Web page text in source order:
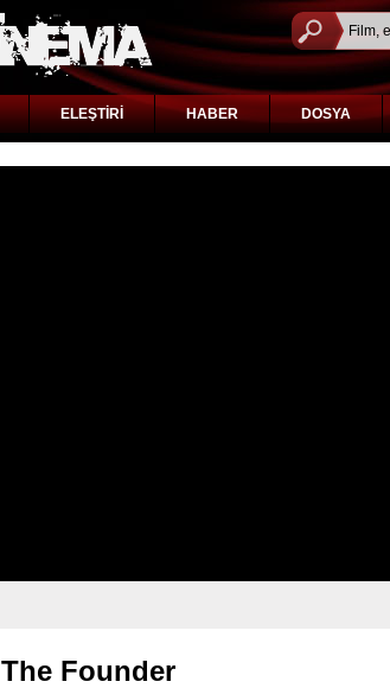
ELEŞTİRİ HABER DOSYA
The Founder